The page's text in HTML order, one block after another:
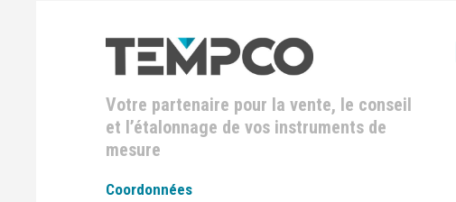
Votre partenaire pour la vente, le conseil
et l’étalonnage de vos instruments de
mesure
Coordonnées